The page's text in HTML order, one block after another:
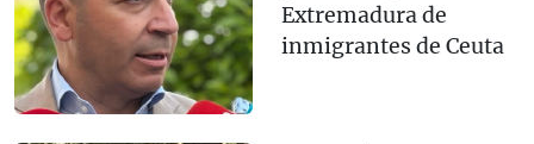
Extremadura de
inmigrantes de Ceuta